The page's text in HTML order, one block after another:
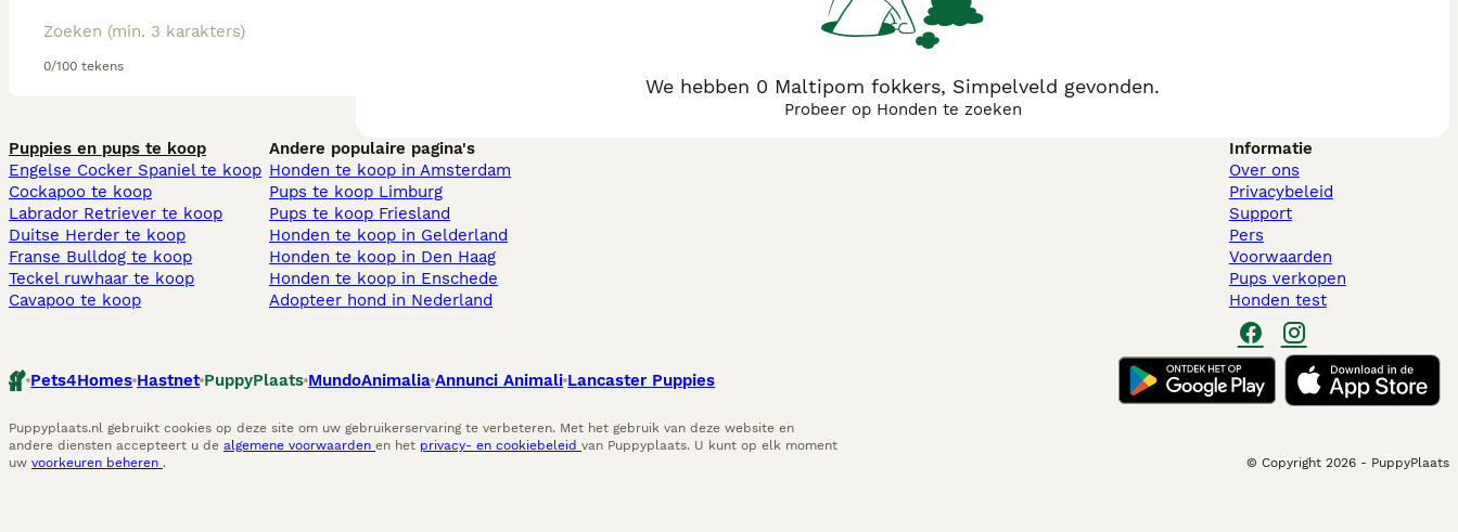
0/100 tekens
We hebben 0 Maltipom fokkers, Simpelveld gevonden.
Probeer op Honden te zoeken
Puppies en pups te koop
Engelse Cocker Spaniel te koop
Cockapoo te koop
Labrador Retriever te koop
Duitse Herder te koop
Franse Bulldog te koop
Teckel ruwhaar te koop
Cavapoo te koop
Andere populaire pagina's
Honden te koop in Amsterdam
Pups te koop Limburg​
Pups te koop Friesland​
Honden te koop in Gelderland
Honden te koop in Den Haag
Honden te koop in Enschede
Adopteer hond in Nederland
Informatie
Over ons
Privacybeleid
Support
Pers
Voorwaarden
Pups verkopen
Honden test
Pets4Homes Hastnet PuppyPlaats MundoAnimalia Annunci Animali Lancaster Puppies
Puppyplaats.nl gebruikt cookies op deze site om uw gebruikerservaring te verbeteren. Met het gebruik van deze website en
andere diensten accepteert u de algemene voorwaarden en het privacy- en cookiebeleid van Puppyplaats. U kunt op elk moment
uw voorkeuren beheren . © Copyright 2026 - PuppyPlaats